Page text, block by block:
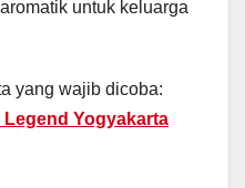
untuk keluarga
yang wajib dicoba:
Yogyakarta